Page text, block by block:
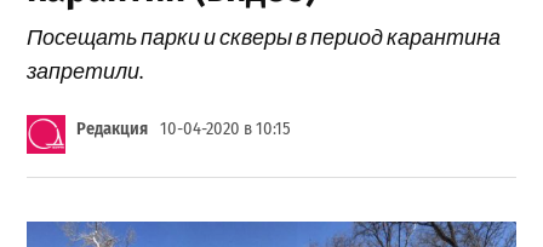
Посещать парки и скверы в период карантина
запретили.
Редакция 10-04-2020 в 10:15